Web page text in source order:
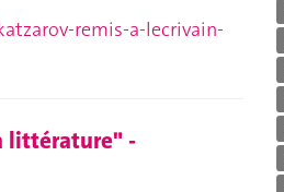
remis-a-lecrivain-
littérature" -